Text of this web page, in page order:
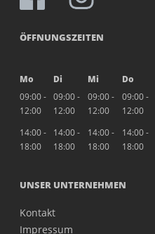
ÖFFNUNGSZEITEN
Mo Di Mi Do
09:00 -
12:00
09:00 -
12:00
09:00 -
12:00
09:00 -
12:00
14:00 -
18:00
14:00 -
18:00
14:00 -
18:00
14:00 -
18:00
UNSER UNTERNEHMEN
Kontakt
Impressum